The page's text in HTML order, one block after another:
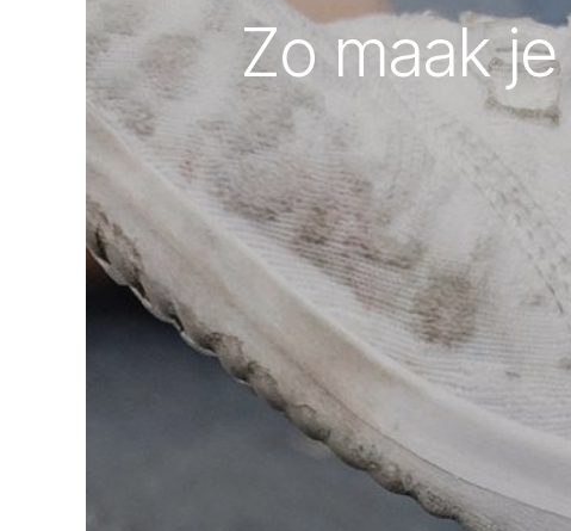
Zo maak